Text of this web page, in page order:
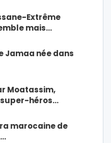
Extrême
mais…
Jamaa née dans
Moatassim,
héros…
marocaine de